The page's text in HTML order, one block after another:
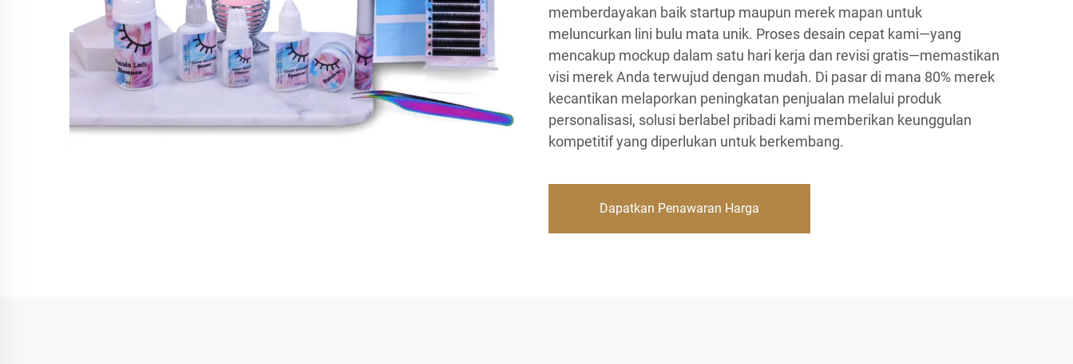
memberdayakan baik startup maupun merek mapan untuk
meluncurkan lini bulu mata unik. Proses desain cepat kami—yang
mencakup mockup dalam satu hari kerja dan revisi gratis—memastikan
visi merek Anda terwujud dengan mudah. Di pasar di mana 80% merek
kecantikan melaporkan peningkatan penjualan melalui produk
personalisasi, solusi berlabel pribadi kami memberikan keunggulan
kompetitif yang diperlukan untuk berkembang.
Dapatkan Penawaran Harga